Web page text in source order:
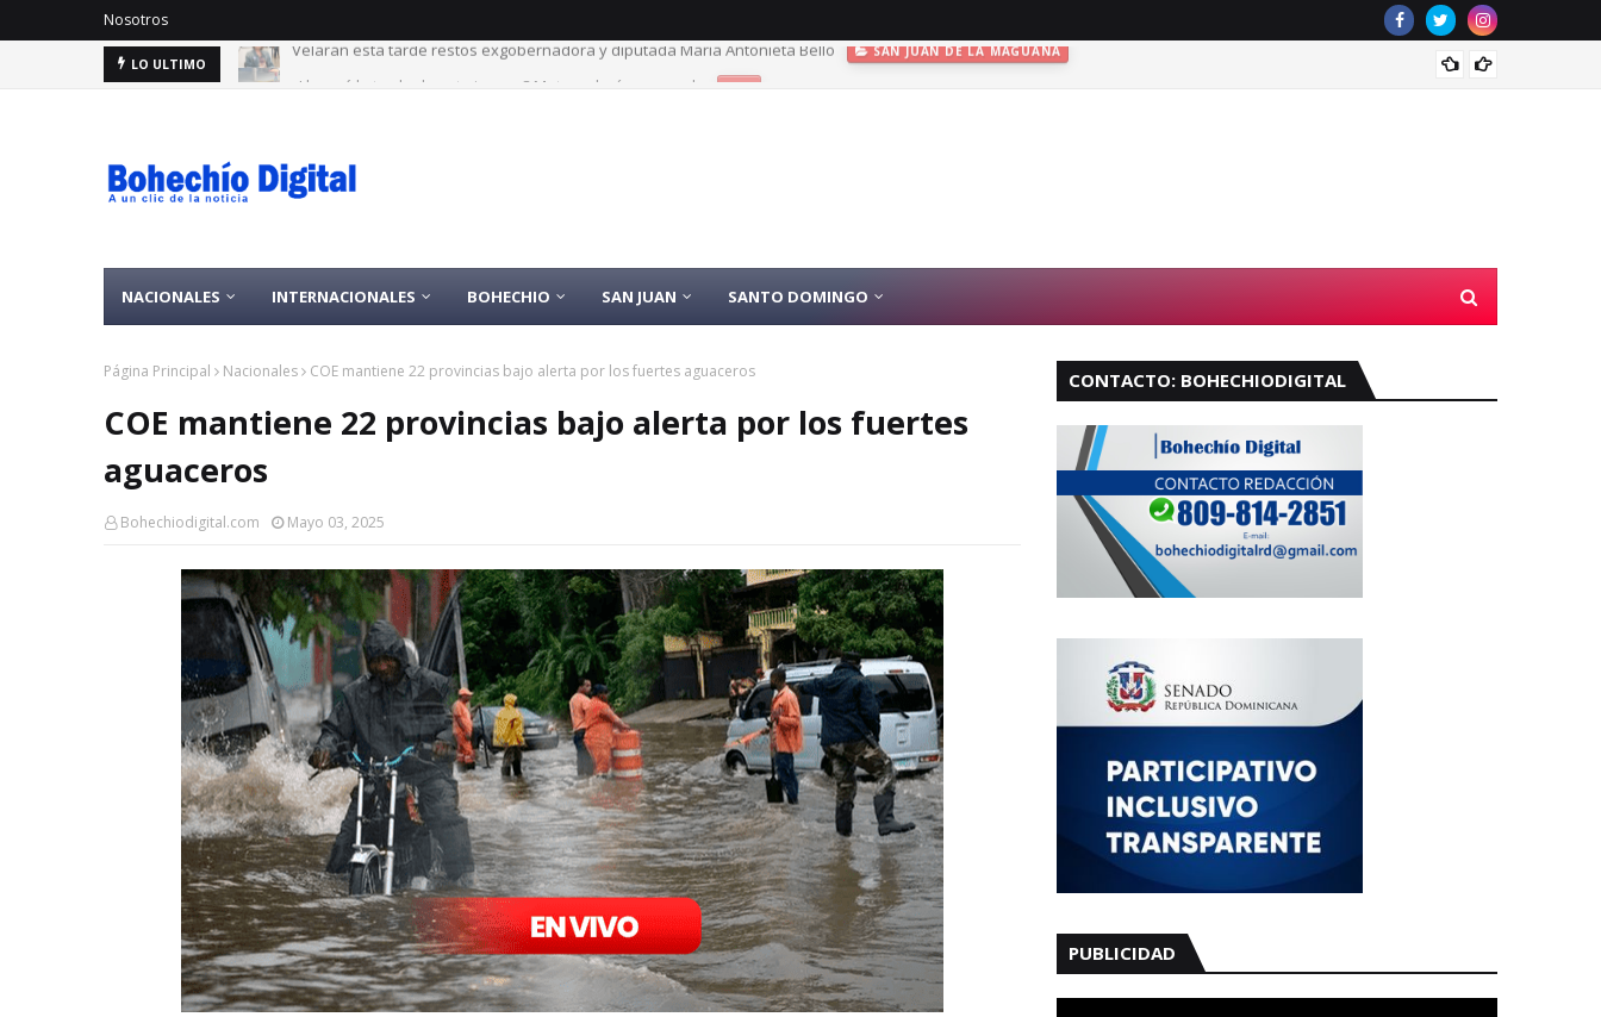
Nosotros
LO ULTIMO ¿Lloverá la tarde de este jueves? Meteorología responde
NACIONALES INTERNACIONALES BOHECHIO SAN JUAN SANTO DOMINGO
Página Principal Nacionales COE mantiene 22 provincias bajo alerta por los fuertes aguaceros
COE mantiene 22 provincias bajo alerta por los fuertes
aguaceros
Bohechiodigital.com Mayo 03, 2025
CONTACTO: BOHECHIODIGITAL
PUBLICIDAD